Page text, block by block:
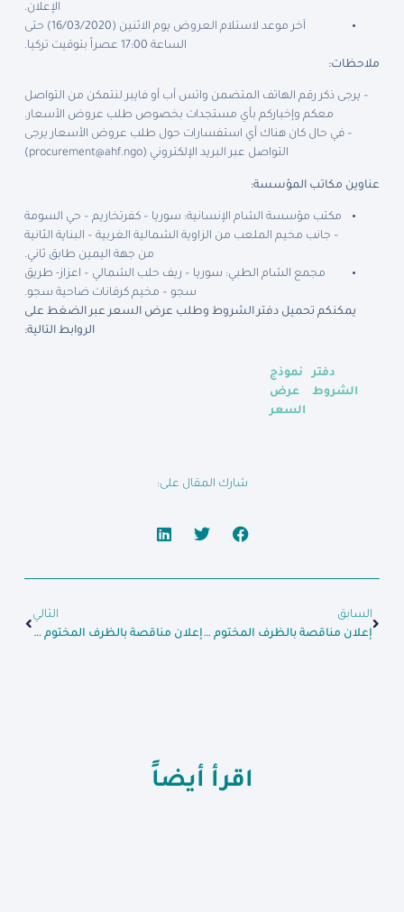
الإعلان.
آخر موعد لاستلام العروض يوم الاثنين (16/03/2020) حتى
الساعة 17:00 عصراً بتوقيت تركيا.
ملاحظات:
– يرجى ذكر رقم الهاتف المتضمن واتس أب أو فايبر لنتمكن من التواصل
معكم وإخباركم بأي مستجدات بخصوص طلب عروض الأسعار.
– في حال كان هناك أي استفسارات حول طلب عروض الأسعار يرجى
التواصل عبر البريد الإلكتروني (procurement@ahf.ngo
)
عناوين مكاتب المؤسسة:
مكتب مؤسسة الشام الإنسانية: سوريا – كفرتخاريم – حي السومة
– جانب مخيم الملعب من الزاوية الشمالية الغربية – البناية الثانية
من جهة اليمين طابق ثاني.
مجمع الشام الطبي: سوريا – ريف حلب الشمالي – اعزاز- طريق
سجو – مخيم كرفانات ضاحية سجو.
يمكنكم تحميل دفتر الشروط وطلب عرض السعر عبر الضغط على
الروابط التالية:
دفتر
الشروط
نموذج
عرض
السعر
شارك المقال على:
السابق
إعلان مناقصة بالظرف المختوم لتوريد مادة الديزل
التالي
إعلان مناقصة بالظرف المختوم لتوريد مادة الطحين
اقرأ أيضاً